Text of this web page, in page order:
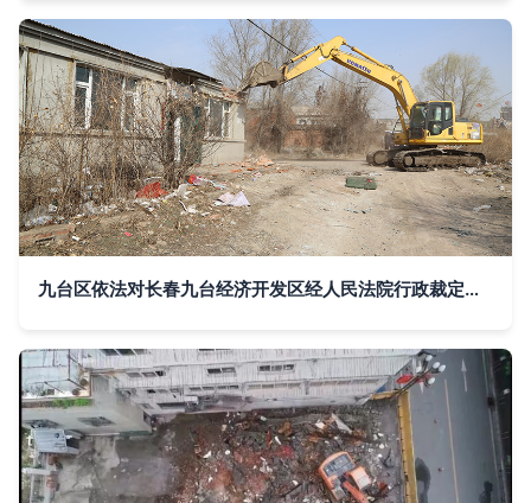
九台区依法对长春九台经济开发区经人民法院行政裁定房屋实施强制拆除